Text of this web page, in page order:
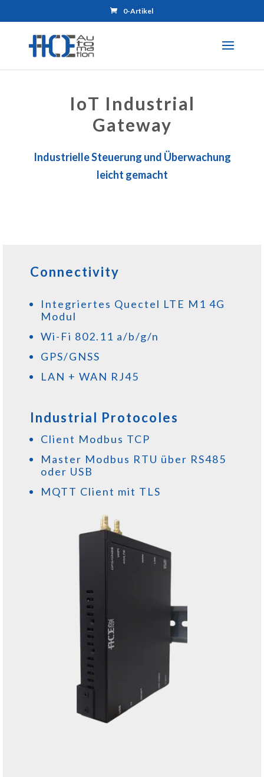
0-Artikel
IoT Industrial
Gateway
Industrielle Steuerung und Überwachung
leicht gemacht
Connectivity
Integriertes Quectel LTE M1 4G
Modul
Wi-Fi 802.11 a/b/g/n
GPS/GNSS
LAN + WAN RJ45
Industrial Protocoles
Client Modbus TCP
Master Modbus RTU über RS485
oder USB
MQTT Client mit TLS